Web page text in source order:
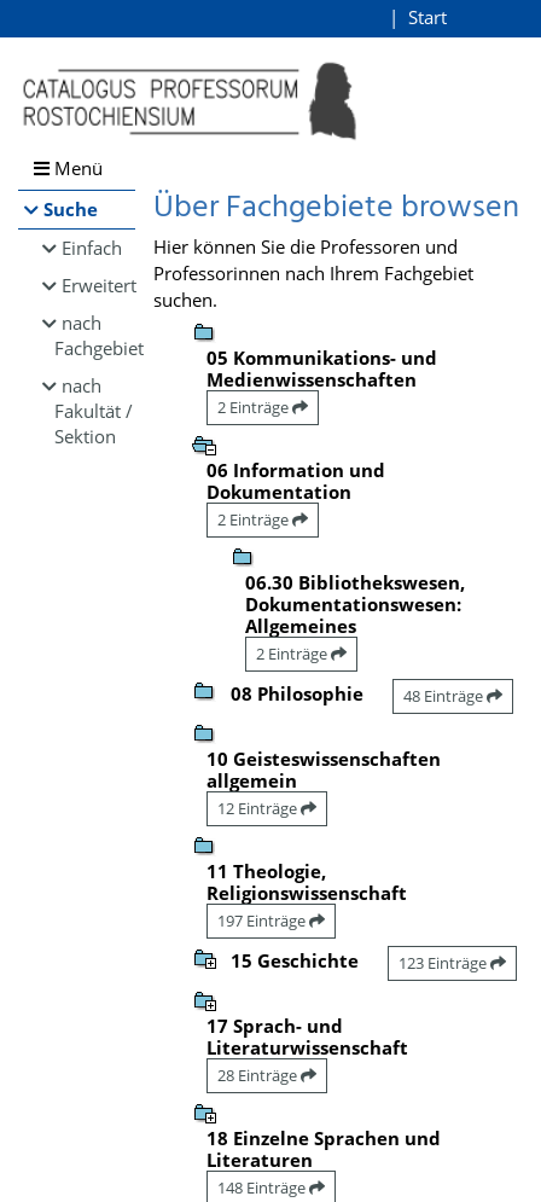
Browsen
direkt zum Inhalt
Start
Menü
Suche
Einfach
Erweitert
nach
Fachgebiet
nach
Fakultät /
Sektion
Über Fachgebiete browsen
Hier können Sie die Professoren und
Professorinnen nach Ihrem Fachgebiet
suchen.
05 Kommunikations- und
Medienwissenschaften
2 Einträge
06 Information und
Dokumentation
2 Einträge
06.30 Bibliothekswesen,
Dokumentationswesen:
Allgemeines
2 Einträge
08 Philosophie 48 Einträge
10 Geisteswissenschaften
allgemein
12 Einträge
11 Theologie,
Religionswissenschaft
197 Einträge
15 Geschichte 123 Einträge
17 Sprach- und
Literaturwissenschaft
28 Einträge
18 Einzelne Sprachen und
Literaturen
148 Einträge